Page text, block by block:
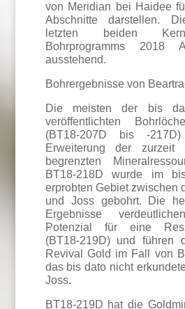
von Meridian bei Haidee
Abschnitte darstellen.
letzten beiden
Bohrprogramms 2018
ausstehend.
Bohrergebnisse von
Die meisten der bis
veröffentlichten
(BT18-207D bis -
Erweiterung der zurzeit
begrenzten
BT18-218D wurde im
erprobten Gebiet zwischen
und Joss gebohrt. Die
Ergebnisse
Potenzial für eine
(BT18-219D) und führen
Revival Gold im Fall von
das bis dato nicht
Joss.
BT18-219D hat die